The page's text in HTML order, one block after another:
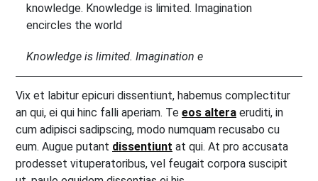
knowledge. Knowledge is limited. Imagination
encircles the world
Knowledge is limited. Imagination e
Vix et labitur epicuri dissentiunt, habemus complectitur
an qui, ei qui hinc falli aperiam. Te eos altera eruditi, in
cum adipisci sadipscing, modo numquam recusabo cu
eum. Augue putant dissentiunt at qui. At pro accusata
prodesset vituperatoribus, vel feugait corpora suscipit